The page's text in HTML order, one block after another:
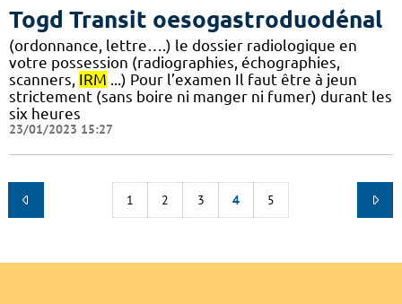
Togd Transit oesogastroduodénal
(ordonnance, lettre….) le dossier radiologique en
votre possession (radiographies, échographies,
scanners, IRM ...) Pour l’examen Il faut être à jeun
strictement (sans boire ni manger ni fumer) durant les
six heures
23/01/2023 15:27
1 2 3 4 5